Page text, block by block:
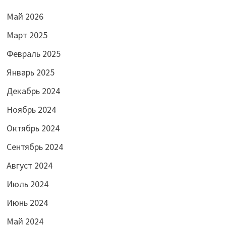
Май 2026
Март 2025
Февраль 2025
Январь 2025
Декабрь 2024
Ноябрь 2024
Октябрь 2024
Сентябрь 2024
Август 2024
Июль 2024
Июнь 2024
Май 2024